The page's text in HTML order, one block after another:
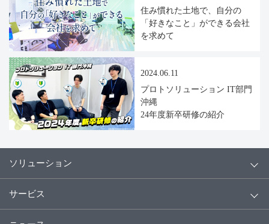
住み慣れた土地で、自分の
「好きなこと」ができる会社
を求めて
2024.06.11
プロトソリューション IT部門
沖縄
24年度新卒研修の紹介
ソリューション
サービス